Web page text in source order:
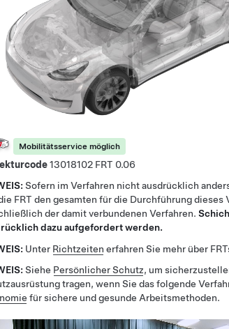
Mobilitätsservice möglich
13018102
0.06
Sofern im Verfahren nicht ausdrücklich
FRT den gesamten für die Durchführung
der damit verbundenen Verfahren.
dazu aufgefordert werden.
Unter Richtzeiten erfahren Sie mehr über
Siehe Persönlicher Schutz, um
tragen, wenn Sie das folgende
für sichere und gesunde Arbeitsmethoden.